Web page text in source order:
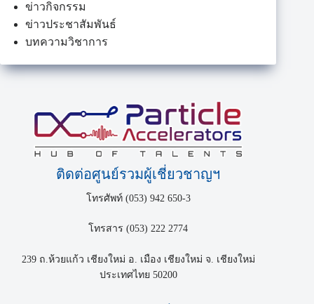
ข่าวกิจกรรม
ข่าวประชาสัมพันธ์
บทความวิชาการ
ติดต่อศูนย์รวมผู้เชี่ยวชาญฯ
โทรศัพท์ (053) 942 650-3
โทรสาร (053) 222 2774
239 ถ.ห้วยแก้ว เชียงใหม่ อ. เมือง เชียงใหม่ จ. เชียงใหม่
ประเทศไทย 50200